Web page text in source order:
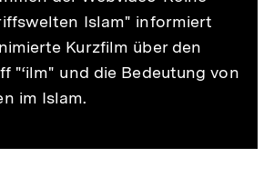
Islam" informiert
Kurzfilm über den
"‘ilm" und die Bedeutung von
im Islam.